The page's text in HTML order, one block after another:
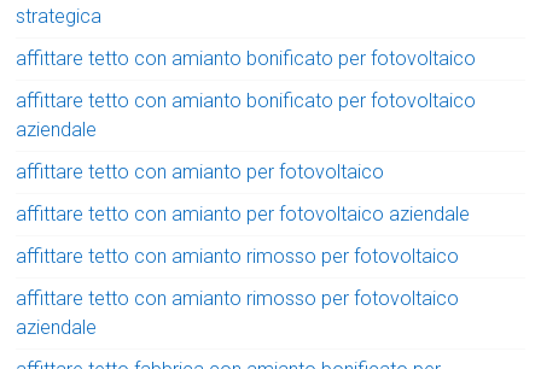
strategica
affittare tetto con amianto bonificato per fotovoltaico
affittare tetto con amianto bonificato per fotovoltaico
aziendale
affittare tetto con amianto per fotovoltaico
affittare tetto con amianto per fotovoltaico aziendale
affittare tetto con amianto rimosso per fotovoltaico
affittare tetto con amianto rimosso per fotovoltaico
aziendale